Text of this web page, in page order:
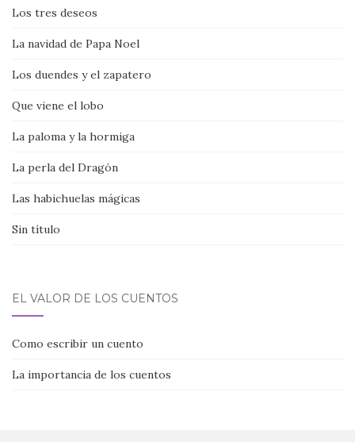
Los tres deseos
La navidad de Papa Noel
Los duendes y el zapatero
Que viene el lobo
La paloma y la hormiga
La perla del Dragón
Las habichuelas mágicas
Sin título
EL VALOR DE LOS CUENTOS
Como escribir un cuento
La importancia de los cuentos